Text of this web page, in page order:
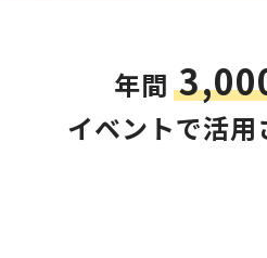
年間
イベントで活用